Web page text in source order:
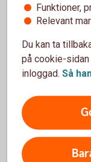
Vi
Funktioner,
Relevant
Du kan ta
på cookie-
inloggad. Så